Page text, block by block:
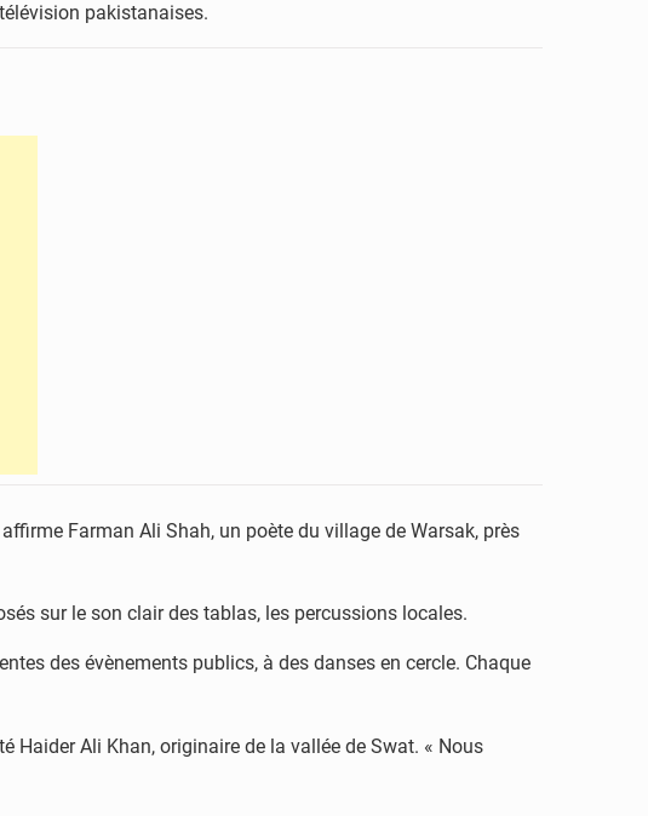
pakistanaises.
Farman Ali Shah, un poète du village de Warsak, près
sur le son clair des tablas, les percussions locales.
des évènements publics, à des danses en cercle. Chaque
Haider Ali Khan, originaire de la vallée de Swat. « Nous